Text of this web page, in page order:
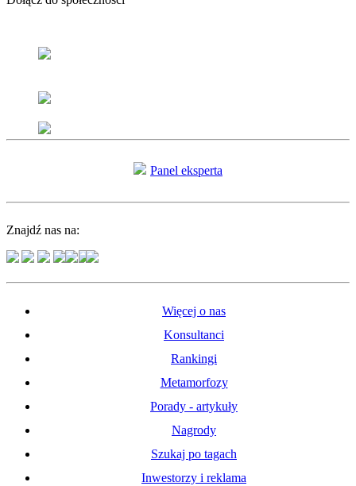
Panel eksperta
Znajdź nas na:
Więcej o nas
Konsultanci
Rankingi
Metamorfozy
Porady - artykuły
Nagrody
Szukaj po tagach
Inwestorzy i reklama